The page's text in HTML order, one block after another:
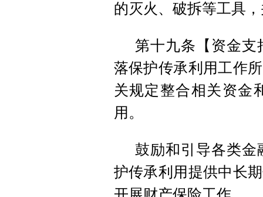
的灭火、破拆等工具
第十九条【资金
落保护传承利用工作
关规定整合相关资金
用。
鼓励和引导各类
护传承利用提供中长